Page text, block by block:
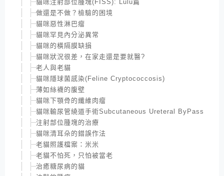
貓咪注射部位腫塊(FISS): Lulu篇
做還是不做？檢驗的困境
貓咪惡性淋巴瘤
貓咪罕見內分泌異常
貓咪的橫隔膜缺損
貓咪狀況很差，在家走還是要就醫?
老人與老貓
貓咪隱球菌感染(Feline Cryptococcosis)
薄如絲襪的腹壁
貓咪下顎骨的纖維肉瘤
貓咪輸尿管繞道手術Subcutaneous Ureteral ByPass
注射部位腫塊的治療
貓咪清耳朵的錯誤作法
老貓照護檔案：米米
老貓不怕死，只怕被當老
治癒糖尿病的貓